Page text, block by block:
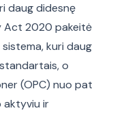
daug didesnę
Act 2020 pakeitė
kuri daug
o
(OPC) nuo pat
aktyviu ir